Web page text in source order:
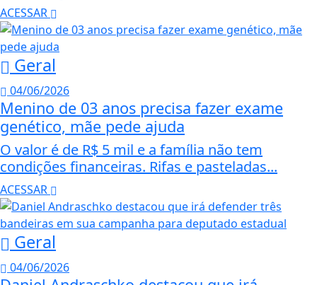
ACESSAR
Geral
04/06/2026
Menino de 03 anos precisa fazer exame
genético, mãe pede ajuda
O valor é de R$ 5 mil e a família não tem
condições financeiras. Rifas e pasteladas...
ACESSAR
Geral
04/06/2026